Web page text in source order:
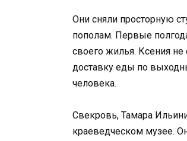
Они сняли просторную
пополам. Первые
своего жилья. Ксения не
доставку еды по
человека.
Свекровь, Тамара
краеведческом музее.